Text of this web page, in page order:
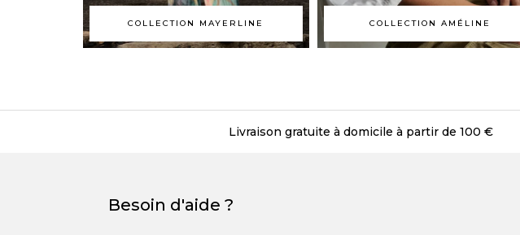
COLLECTION MAYERLINE COLLECTION AMÉLINE
Livraison gratuite à domicile à partir de 100 €
Besoin d'aide ?